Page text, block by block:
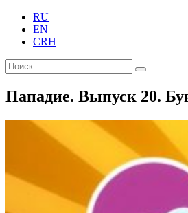
RU
EN
CRH
Пападие. Выпуск 20.